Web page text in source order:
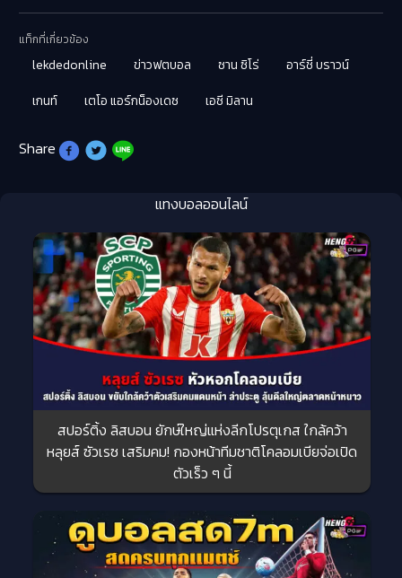
แท็กที่เกี่ยวข้อง
lekdedonline ข่าวฟตบอล ซาน ซิโร่
อาร์ชี่ บราวน์
เกนท์
เตโอ แอร์กน็องเดซ เอซี มิลาน
Share
แทงบอลออนไลน์
สปอร์ติ้ง ลิสบอน ยักษ์ใหญ่แห่งลีกโปรตุเกส ใกล้คว้า
หลุยส์ ซัวเรซ เสริมคม! กองหน้าทีมชาติโคลอมเบียจ่อเปิด
ตัวเร็ว ๆ นี้